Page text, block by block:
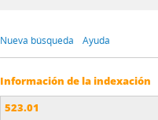
Nueva búsqueda Ayuda
Información de la indexación
523.01